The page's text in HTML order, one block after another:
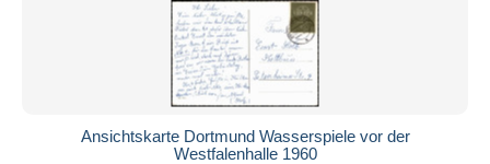
Ansichtskarte Dortmund Wasserspiele vor der
Westfalenhalle 1960